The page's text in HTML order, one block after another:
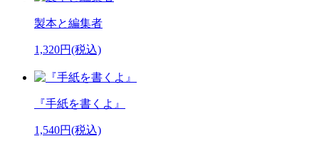
製本と編集者
1,320円(税込)
『手紙を書くよ』
1,540円(税込)